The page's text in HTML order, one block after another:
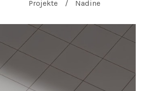
Projekte Nadine